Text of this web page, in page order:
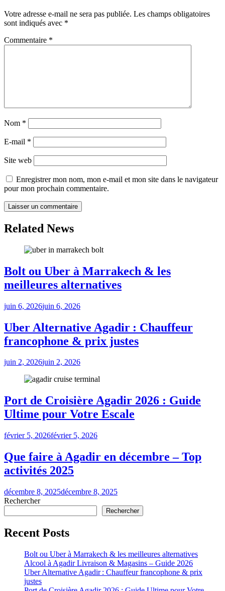
Votre adresse e-mail ne sera pas publiée. Les champs obligatoires
sont indiqués avec *
Commentaire *
Nom *
E-mail *
Site web
Enregistrer mon nom, mon e-mail et mon site dans le navigateur
pour mon prochain commentaire.
Related News
Bolt ou Uber à Marrakech & les
meilleures alternatives
juin 6, 2026juin 6, 2026
Uber Alternative Agadir : Chauffeur
francophone & prix justes
juin 2, 2026juin 2, 2026
Port de Croisière Agadir 2026 : Guide
Ultime pour Votre Escale
février 5, 2026février 5, 2026
Que faire à Agadir en décembre – Top
activités 2025
décembre 8, 2025décembre 8, 2025
Rechercher
Rechercher
Recent Posts
Bolt ou Uber à Marrakech & les meilleures alternatives
Alcool à Agadir Livraison & Magasins – Guide 2026
Uber Alternative Agadir : Chauffeur francophone & prix
justes